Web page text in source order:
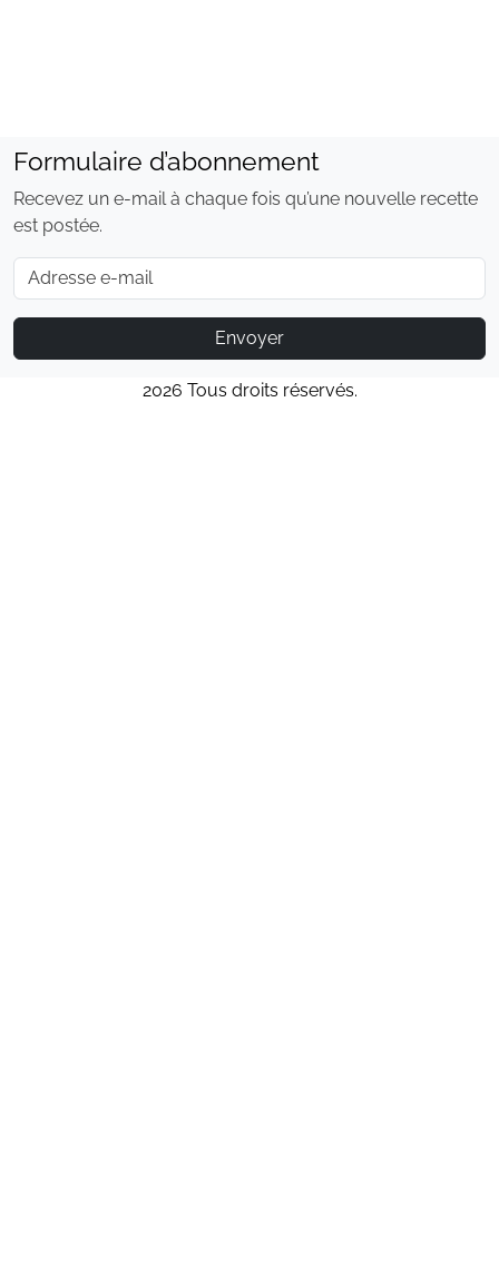
Formulaire d’abonnement
Recevez un e-mail à chaque fois qu’une nouvelle recette
est postée.
E-mail
Envoyer
2026 Tous droits réservés.